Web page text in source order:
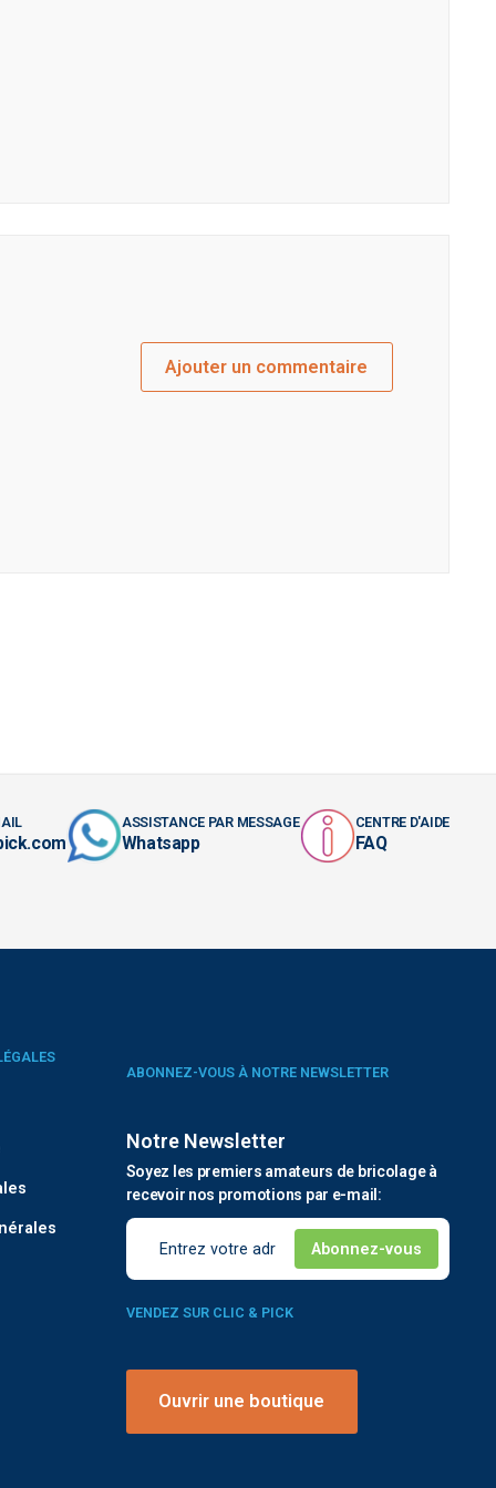
Ajouter un commentaire
ASSISTANCE PAR MESSAGE
Whatsapp
CENTRE D'AIDE
FAQ
ABONNEZ-VOUS À NOTRE NEWSLETTER
Notre Newsletter
Soyez les premiers amateurs de bricolage à
recevoir nos promotions par e-mail:
VENDEZ SUR CLIC & PICK
Ouvrir une boutique